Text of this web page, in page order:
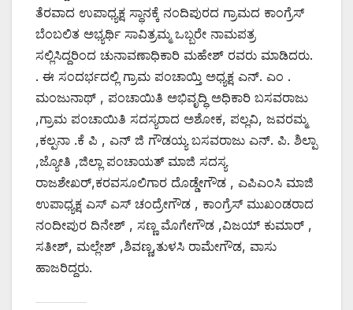
ತೆರವಾದ ಉಪಾಧ್ಯಕ್ಷ ಸ್ಥಾನಕ್ಕೆ ನಂದಿಪುರದ ಗ್ರಾಮದ ಕಾಂಗ್ರೆಸ್
ಬೆಂಬಲಿತ ಅಭ್ಯರ್ಥಿ ಸಾವಿತ್ರಮ್ಮ ಒಬ್ಬರೇ ನಾಮಪತ್ರ
ಸಲ್ಲಿಸಿದ್ದರಿಂದ ಚುನಾವಣಾಧಿಕಾರಿ ಮಹೇಶ್ ರವರು ಮಾಡಿದರು.
. ಈ ಸಂದರ್ಭದಲ್ಲಿ ಗ್ರಾಮ ಪಂಚಾಯ್ತಿ ಅಧ್ಯಕ್ಷ ಎನ್. ಎಂ .
ಮಂಜುನಾಥ್ , ಪಂಚಾಯಿತಿ ಅಭಿವೃದ್ಧಿ ಅಧಿಕಾರಿ ಬಸವರಾಜು
,ಗ್ರಾಮ ಪಂಚಾಯಿತಿ ಸದಸ್ಯರಾದ ಅಶೋಕ, ಪಲ್ಲವಿ, ಜವರಮ್ಮ
,ಕಲ್ಪನಾ .ಕೆ ಪಿ , ಎನ್ ಜಿ ಗೌಡಯ್ಯ ಬಸವರಾಜು ಎನ್. ಪಿ. ಶಿಲ್ಪಾ
,ಜ್ಯೋತಿ ,ಜಿಲ್ಲಾ ಪಂಚಾಯತ್ ಮಾಜಿ ಸದಸ್ಯ
ರಾಜಶೇಖರ್,ಕರವಸೂಲಿಗಾರ ದೊಡ್ಡೇಗೌಡ , ಎಪಿಎಂಸಿ ಮಾಜಿ
ಉಪಾಧ್ಯಕ್ಷ ಎಸ್ ಎಸ್ ಚಂದ್ರೇಗೌಡ , ಕಾಂಗ್ರೆಸ್ ಮುಖಂಡರಾದ
ನಂದೀಪುರ ದಿನೇಶ್ , ಸಣ್ಣ ಮೊಗೇಗೌಡ ,ವಿಜಯ್ ಕುಮಾರ್ ,
ಸತೀಶ್, ಮಲ್ಲೇಶ್ ,ಶಿವಣ್ಣ,ತುಳಸಿ ರಾಮೇಗೌಡ, ವಾಸು
ಹಾಜರಿದ್ದರು.